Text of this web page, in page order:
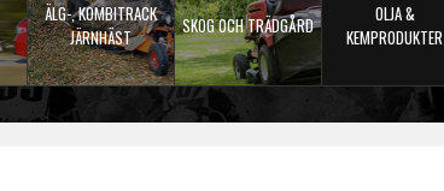
ÄLG-, KOMBITRACK
JÄRNHÄST
SKOG OCH TRÄDGÅRD
OLJA &
KEMPRODUKTER